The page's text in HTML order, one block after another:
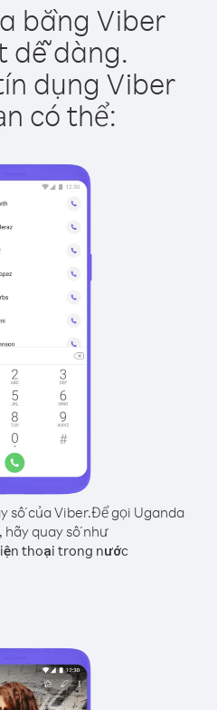
bằng Viber
dễ dàng.
dụng Viber
có thể:
số của Viber.Để gọi Uganda
hãy quay số như
thoại trong nước